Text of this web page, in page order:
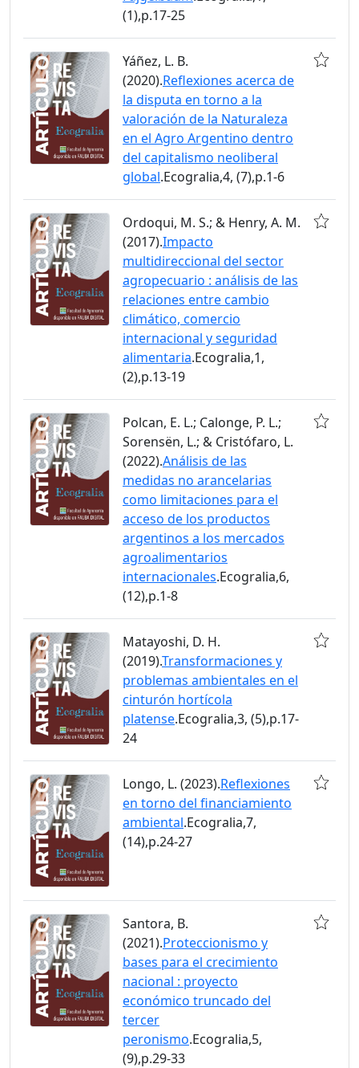
(1),p.17-25
Yáñez, L. B.
(2020).Reflexiones acerca de
la disputa en torno a la
valoración de la Naturaleza
en el Agro Argentino dentro
del capitalismo neoliberal
global.Ecogralia,4, (7),p.1-6
Ordoqui, M. S.; & Henry, A. M.
(2017).Impacto
multidireccional del sector
agropecuario : análisis de las
relaciones entre cambio
climático, comercio
internacional y seguridad
alimentaria.Ecogralia,1,
(2),p.13-19
Polcan, E. L.; Calonge, P. L.;
Sorensën, L.; & Cristófaro, L.
(2022).Análisis de las
medidas no arancelarias
como limitaciones para el
acceso de los productos
argentinos a los mercados
agroalimentarios
internacionales.Ecogralia,6,
(12),p.1-8
Matayoshi, D. H.
(2019).Transformaciones y
problemas ambientales en el
cinturón hortícola
platense.Ecogralia,3, (5),p.17-
24
Longo, L. (2023).Reflexiones
en torno del financiamiento
ambiental.Ecogralia,7,
(14),p.24-27
Santora, B.
(2021).Proteccionismo y
bases para el crecimiento
nacional : proyecto
económico truncado del
tercer
peronismo.Ecogralia,5,
(9),p.29-33